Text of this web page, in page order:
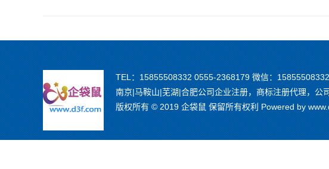
TEL：15855508332 0555-2368179 微信：15855508332
南京|马鞍山|芜湖|合肥公司企业注册，商标注册代理，公
版权所有 © 2019 企袋鼠 保留所有权利 Powered by